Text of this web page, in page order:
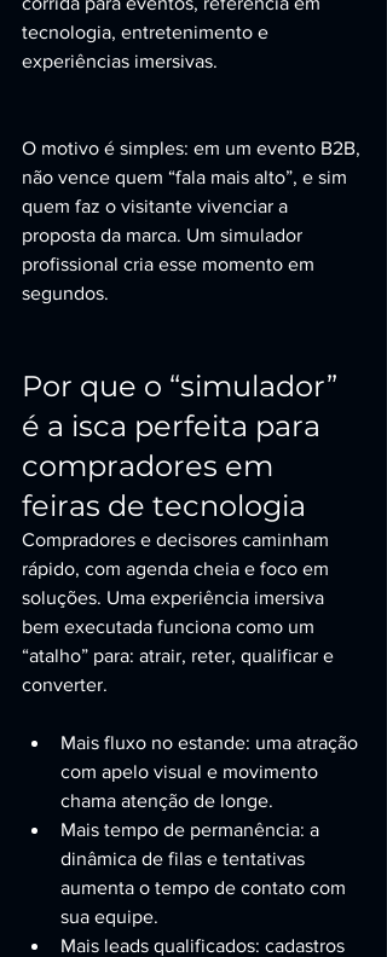
tecnologia, entretenimento e
experiências imersivas.
O motivo é simples: em um evento B2B,
não vence quem “fala mais alto”, e sim
quem faz o visitante vivenciar a
proposta da marca. Um simulador
profissional cria esse momento em
segundos.
Por que o “simulador”
é a isca perfeita para
compradores em
feiras de tecnologia
Compradores e decisores caminham
rápido, com agenda cheia e foco em
soluções. Uma experiência imersiva
bem executada funciona como um
“atalho” para: atrair, reter, qualificar e
converter.
Mais fluxo no estande: uma atração
com apelo visual e movimento
chama atenção de longe.
Mais tempo de permanência: a
dinâmica de filas e tentativas
aumenta o tempo de contato com
sua equipe.
Mais leads qualificados: cadastros